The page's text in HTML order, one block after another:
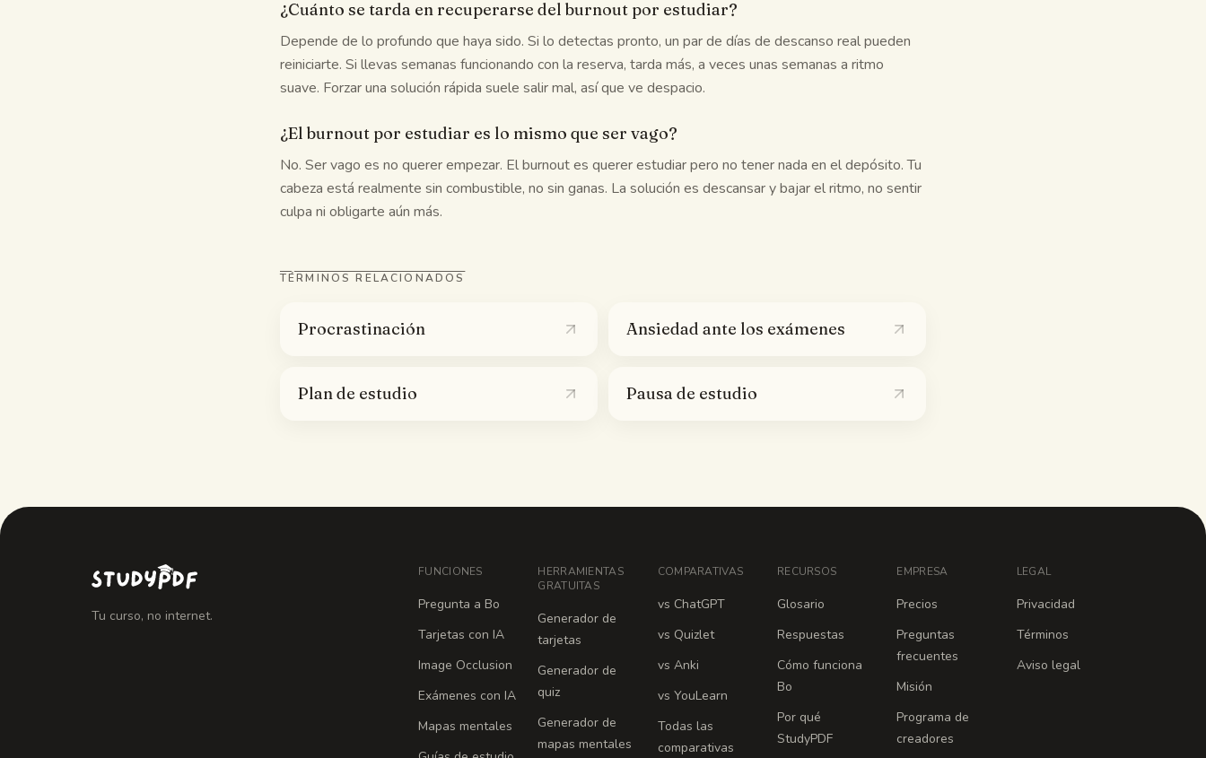
¿Cuánto se tarda en recuperarse del burnout por estudiar?
Depende de lo profundo que haya sido. Si lo detectas pronto, un par de días de descanso real pueden
reiniciarte. Si llevas semanas funcionando con la reserva, tarda más, a veces unas semanas a ritmo
suave. Forzar una solución rápida suele salir mal, así que ve despacio.
¿El burnout por estudiar es lo mismo que ser vago?
No. Ser vago es no querer empezar. El burnout es querer estudiar pero no tener nada en el depósito. Tu
cabeza está realmente sin combustible, no sin ganas. La solución es descansar y bajar el ritmo, no sentir
culpa ni obligarte aún más.
TÉRMINOS RELACIONADOS
Procrastinación Ansiedad ante los exámenes
Plan de estudio Pausa de estudio
Tu curso, no internet.
FUNCIONES
Pregunta a Bo
Tarjetas con IA
Image Occlusion
Exámenes con IA
Mapas mentales
HERRAMIENTAS
GRATUITAS
Generador de
tarjetas
Generador de
quiz
Generador de
mapas mentales
COMPARATIVAS
vs ChatGPT
vs Quizlet
vs Anki
vs YouLearn
Todas las
comparativas
RECURSOS
Glosario
Respuestas
Cómo funciona
Bo
Por qué
StudyPDF
EMPRESA
Precios
Preguntas
frecuentes
Misión
Programa de
creadores
LEGAL
Privacidad
Términos
Aviso legal